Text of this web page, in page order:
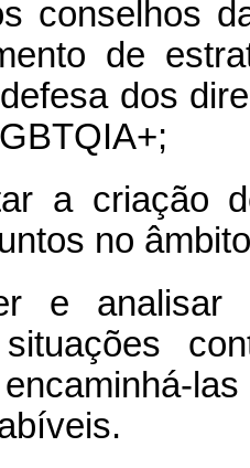
conselhos
de
dos
a criação
no
e analisar